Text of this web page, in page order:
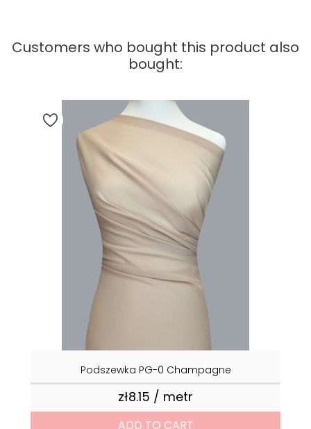
Customers who bought this product also
bought:
Podszewka PG-0 Champagne
zł8.15 / metr
ADD TO CART